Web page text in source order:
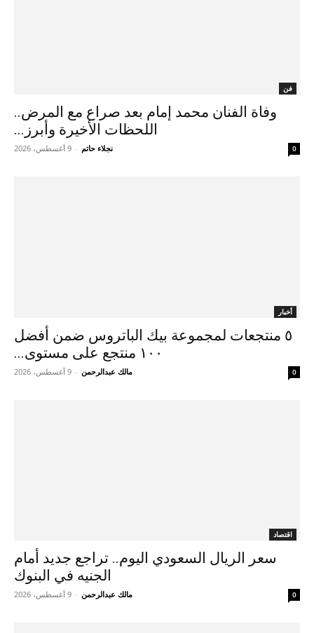
فن
وفاة الفنان محمد إمام بعد صراع مع المرض..
اللحظات الأخيرة وأبرز...
نجلاء حاتم - 9 أغسطس، 2026 0
أخبار
٥ منتجعات لمجموعة بيك الباتروس ضمن أفضل
١٠٠ منتجع على مستوى...
مالك عبدالرحمن - 9 أغسطس، 2026 0
اقتصاد
سعر الريال السعودي اليوم.. تراجع جديد أمام
الجنيه في البنوك
مالك عبدالرحمن - 9 أغسطس، 2026 0